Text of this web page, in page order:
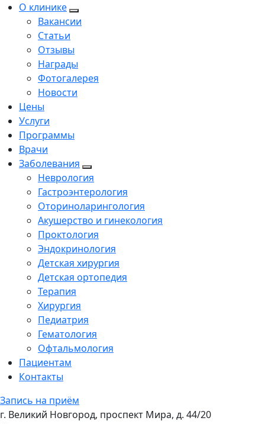
О клинике
Вакансии
Статьи
Отзывы
Награды
Фотогалерея
Новости
Цены
Услуги
Программы
Врачи
Заболевания
Неврология
Гастроэнтерология
Оториноларингология
Акушерство и гинекология
Проктология
Эндокринология
Детская хирургия
Детская ортопедия
Терапия
Хирургия
Педиатрия
Гематология
Офтальмология
Пациентам
Контакты
Запись на приём
г. Великий Новгород, проспект Мира, д. 44/20